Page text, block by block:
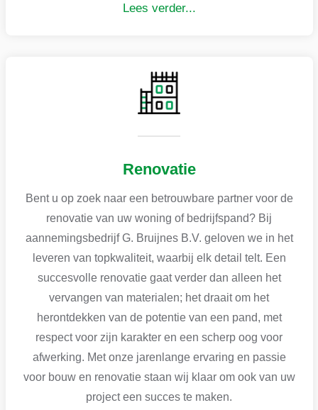
Lees verder...
Renovatie
Bent u op zoek naar een betrouwbare partner voor de
renovatie van uw woning of bedrijfspand? Bij
aannemingsbedrijf G. Bruijnes B.V. geloven we in het
leveren van topkwaliteit, waarbij elk detail telt. Een
succesvolle renovatie gaat verder dan alleen het
vervangen van materialen; het draait om het
herontdekken van de potentie van een pand, met
respect voor zijn karakter en een scherp oog voor
afwerking. Met onze jarenlange ervaring en passie
voor bouw en renovatie staan wij klaar om ook van uw
project een succes te maken.